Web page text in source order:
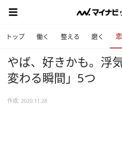
トップ 働く 整える 磨く
やば、好きかも。浮
変わる瞬間」5つ
作成: 2020.11.28